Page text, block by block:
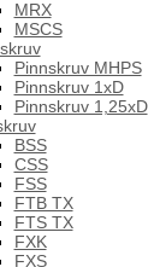
MRX
MSCS
Pinnskruv MHPS
Pinnskruv 1xD
Pinnskruv 1,25xD
BSS
CSS
FSS
FTB TX
FTS TX
FXK
FXS
bricka
16mm w.